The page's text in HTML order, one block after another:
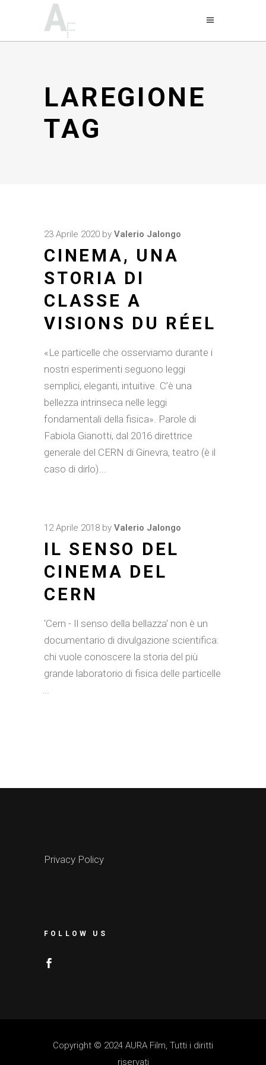
LAREGIONE
TAG
23 Aprile 2020 by Valerio Jalongo
CINEMA, UNA
STORIA DI
CLASSE A
VISIONS DU RÉEL
«Le particelle che osserviamo durante i
nostri esperimenti seguono leggi
semplici, eleganti, intuitive. C’è una
bellezza intrinseca nelle leggi
fondamentali della fisica». Parole di
Fabiola Gianotti, dal 2016 direttrice
generale del CERN di Ginevra, teatro (è il
caso di dirlo)
12 Aprile 2018 by Valerio Jalongo
IL SENSO DEL
CINEMA DEL
CERN
'Cern - Il senso della bellazza' non è un
documentario di divulgazione scientifica:
chi vuole conoscere la storia del più
grande laboratorio di fisica delle particelle
Privacy Policy
FOLLOW US
Copyright © 2024 AURA Film, Tutti i diritti
riservati